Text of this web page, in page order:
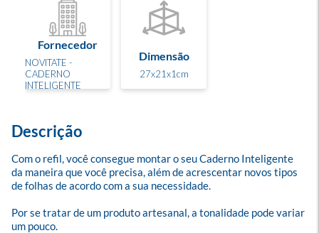
Fornecedor
NOVITATE -
CADERNO
INTELIGENTE
Dimensão
27x21x1cm
Descrição
Com o refil, você consegue montar o seu Caderno Inteligente
da maneira que você precisa, além de acrescentar novos tipos
de folhas de acordo com a sua necessidade.
Por se tratar de um produto artesanal, a tonalidade pode variar
um pouco.